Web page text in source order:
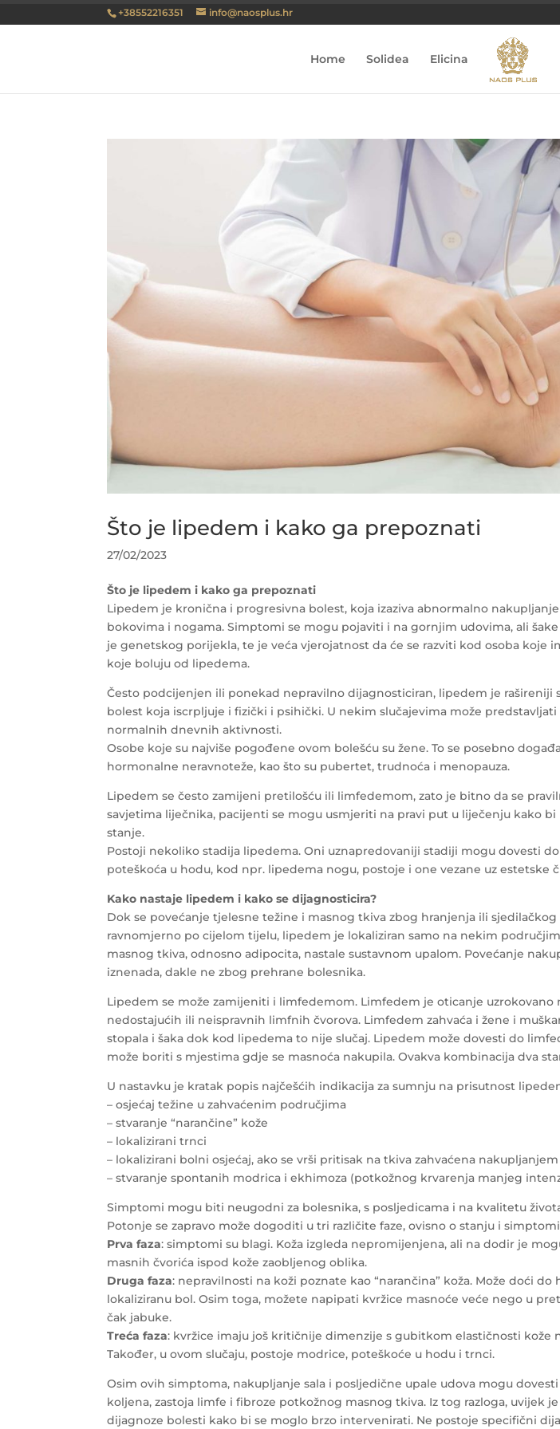
+38552216351 info@naosplus.hr
Home Solidea Elicina
Što je lipedem i kako ga prepoznati
27/02/2023
Što je lipedem i kako ga prepoznati
Lipedem je kronična i progresivna bolest, koja izaziva abnormalno
bokovima i nogama. Simptomi se mogu pojaviti i na gornjim udovima, ali
je genetskog porijekla, te je veća vjerojatnost da će se razviti kod osoba koje
koje boluju od lipedema.
Često podcijenjen ili ponekad nepravilno dijagnosticiran, lipedem je rašireniji
bolest koja iscrpljuje i fizički i psihički. U nekim slučajevima može
normalnih dnevnih aktivnosti.
Osobe koje su najviše pogođene ovom bolešću su žene. To se posebno
hormonalne neravnoteže, kao što su pubertet, trudnoća i menopauza.
Lipedem se često zamijeni pretilošću ili limfedemom, zato je bitno da se
savjetima liječnika, pacijenti se mogu usmjeriti na pravi put u liječenju kako bi
stanje.
Postoji nekoliko stadija lipedema. Oni uznapredovaniji stadiji mogu dovesti
poteškoća u hodu, kod npr. lipedema nogu, postoje i one vezane uz estetske
Kako nastaje lipedem i kako se dijagnosticira?
Dok se povećanje tjelesne težine i masnog tkiva zbog hranjenja ili
ravnomjerno po cijelom tijelu, lipedem je lokaliziran samo na nekim
masnog tkiva, odnosno adipocita, nastale sustavnom upalom. Povećanje
iznenada, dakle ne zbog prehrane bolesnika.
Lipedem se može zamijeniti i limfedemom. Limfedem je oticanje
nedostajućih ili neispravnih limfnih čvorova. Limfedem zahvaća i žene i
stopala i šaka dok kod lipedema to nije slučaj. Lipedem može dovesti do
može boriti s mjestima gdje se masnoća nakupila. Ovakva kombinacija dva
U nastavku je kratak popis najčešćih indikacija za sumnju na prisutnost
– osjećaj težine u zahvaćenim područjima
– stvaranje “narančine” kože
– lokalizirani trnci
– lokalizirani bolni osjećaj, ako se vrši pritisak na tkiva zahvaćena
– stvaranje spontanih modrica i ekhimoza (potkožnog krvarenja manjeg
Simptomi mogu biti neugodni za bolesnika, s posljedicama i na kvalitetu
Potonje se zapravo može dogoditi u tri različite faze, ovisno o stanju i
Prva faza: simptomi su blagi. Koža izgleda nepromijenjena, ali na dodir je
masnih čvorića ispod kože zaobljenog oblika.
Druga faza: nepravilnosti na koži poznate kao “narančina” koža. Može doći
lokaliziranu bol. Osim toga, možete napipati kvržice masnoće veće nego u
čak jabuke.
Treća faza: kvržice imaju još kritičnije dimenzije s gubitkom elastičnosti kože
Također, u ovom slučaju, postoje modrice, poteškoće u hodu i trnci.
Osim ovih simptoma, nakupljanje sala i posljedične upale udova mogu
koljena, zastoja limfe i fibroze potkožnog masnog tkiva. Iz tog razloga, uvijek
dijagnoze bolesti kako bi se moglo brzo intervenirati. Ne postoje specifični